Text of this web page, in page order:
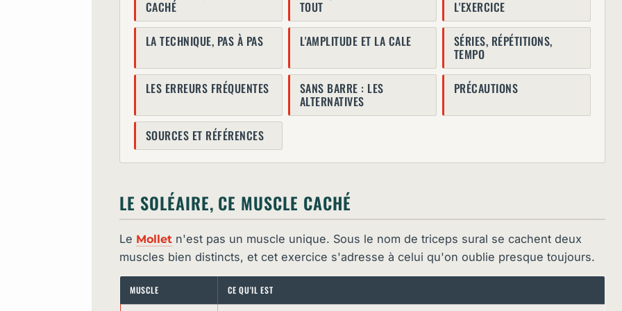
CACHÉ TOUT L'EXERCICE
LA TECHNIQUE, PAS À PAS L'AMPLITUDE ET LA CALE SÉRIES, RÉPÉTITIONS,
TEMPO
LES ERREURS FRÉQUENTES SANS BARRE : LES
ALTERNATIVES
PRÉCAUTIONS
SOURCES ET RÉFÉRENCES
LE SOLÉAIRE, CE MUSCLE CACHÉ
Le Mollet n'est pas un muscle unique. Sous le nom de triceps sural se cachent deux
muscles bien distincts, et cet exercice s'adresse à celui qu'on oublie presque toujours.
MUSCLE CE QU'IL EST